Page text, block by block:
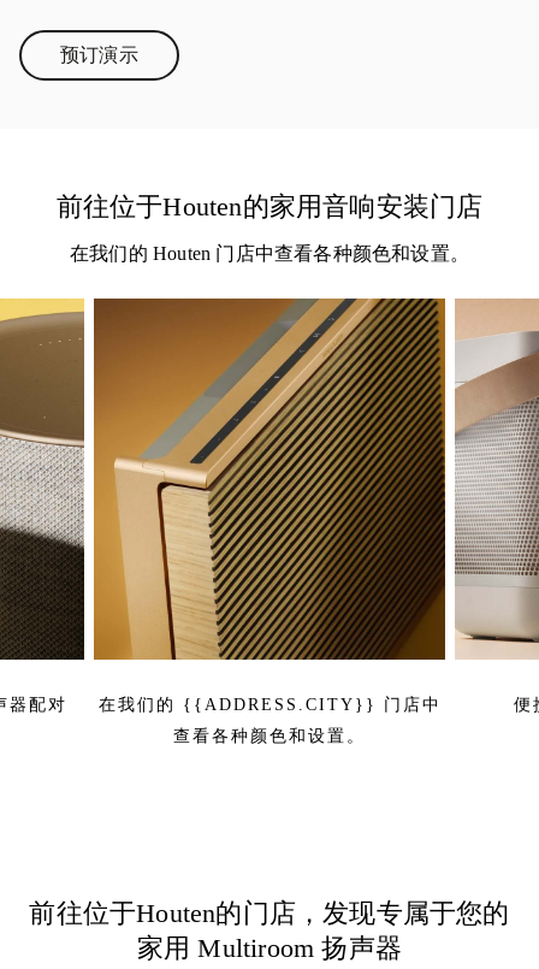
预订演示Link Opens in New Tab
前往位于Houten的家用音响安装门店
在我们的 Houten 门店中查看各种颜色和设置。
器配对
在我们的 {{ADDRESS.CITY}} 门店中
查看各种颜色和设置。
便
前往位于Houten的门店，发现专属于您的
家用 Multiroom 扬声器